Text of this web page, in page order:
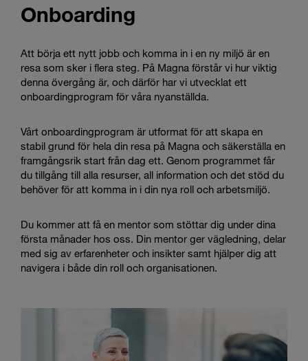
Onboarding
Att börja ett nytt jobb och komma in i en ny miljö är en
resa som sker i flera steg. På Magna förstår vi hur viktig
denna övergång är, och därför har vi utvecklat ett
onboardingprogram för våra nyanställda.
Vårt onboardingprogram är utformat för att skapa en
stabil grund för hela din resa på Magna och säkerställa en
framgångsrik start från dag ett. Genom programmet får
du tillgång till alla resurser, all information och det stöd du
behöver för att komma in i din nya roll och arbetsmiljö.
Du kommer att få en mentor som stöttar dig under dina
första månader hos oss. Din mentor ger vägledning, delar
med sig av erfarenheter och insikter samt hjälper dig att
navigera i både din roll och organisationen.